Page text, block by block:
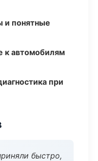
и понятные
к автомобилям
при
быстро,